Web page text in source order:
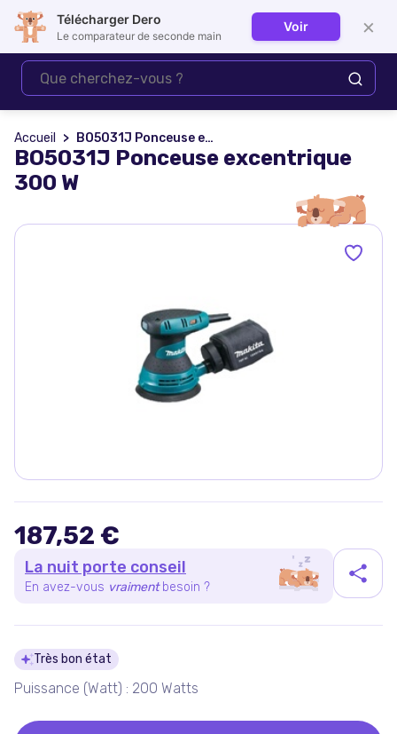
Se connecter
Accueil BO5031J Ponceuse excentrique 300 W
BO5031J Ponceuse excentrique
300 W
187,52 €
La nuit porte conseil
En avez-vous vraiment besoin ?
Détails du produit
Très bon état
Puissance (Watt) : 200 Watts
Télécharger Dero
Le comparateur de seconde main
Voir ×